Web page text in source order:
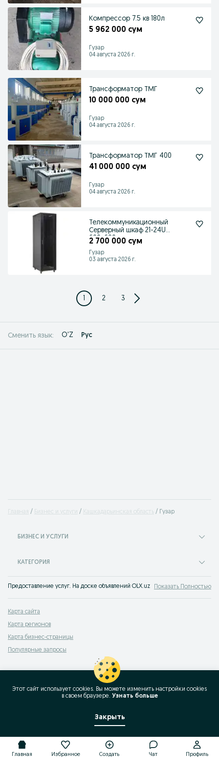
Компрессор 7.5 кв 180л
5 962 000 сум
Гузар
04 августа 2026 г.
Трансформатор ТМГ
10 000 000 сум
Гузар
04 августа 2026 г.
Трансформатор ТМГ 400
41 000 000 сум
Гузар
04 августа 2026 г.
Телекоммуникационный
Серверный шкаф 21-24U
600х600
2 700 000 сум
Гузар
03 августа 2026 г.
1 2 3
Сменить язык: O'Z Рус
Главная Бизнес и услуги Кашкадарьинская область Гузар
БИЗНЕС И УСЛУГИ
КАТЕГОРИЯ
Предоставление услуг. На доске объявлений OLX.uz Гузар легко и
Показать Полностью
Карта сайта
Карта регионов
Карта бизнес-страницы
Популярные запросы
Главная Избранное Создать Чат Профиль
Этот сайт использует cookies. Вы можете изменить настройки cookies
в своeм браузере. Узнать больше
Закрыть